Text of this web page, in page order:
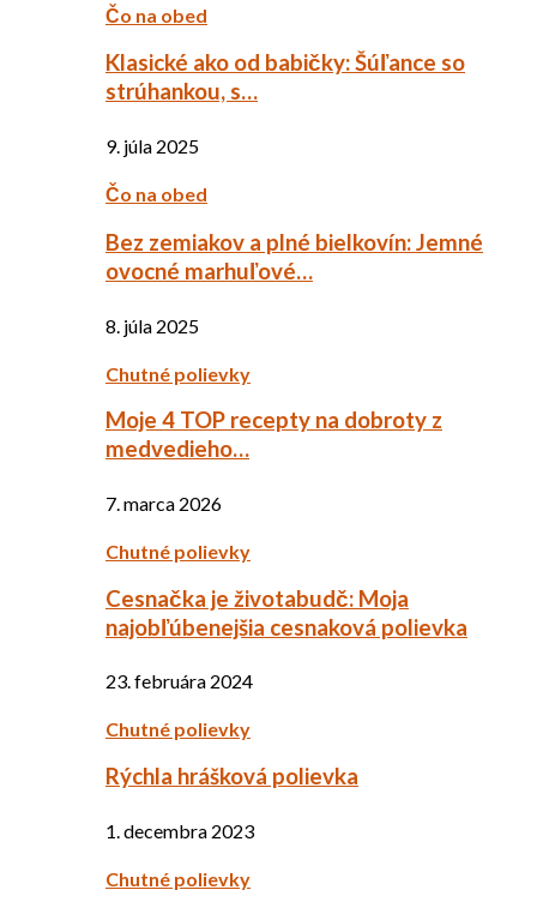
Čo na obed
Klasické ako od babičky: Šúľance so
strúhankou, s…
9. júla 2025
Čo na obed
Bez zemiakov a plné bielkovín: Jemné
ovocné marhuľové…
8. júla 2025
Chutné polievky
Moje 4 TOP recepty na dobroty z
medvedieho…
7. marca 2026
Chutné polievky
Cesnačka je životabudč: Moja
najobľúbenejšia cesnaková polievka
23. februára 2024
Chutné polievky
Rýchla hrášková polievka
1. decembra 2023
Chutné polievky